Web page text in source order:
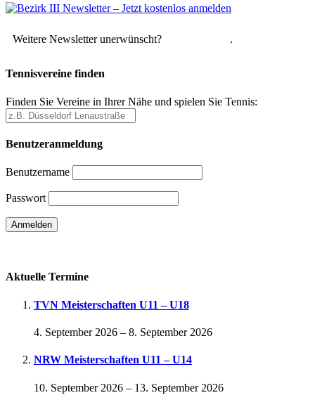
Weitere Newsletter unerwünscht? .
Tennisvereine finden
Finden Sie Vereine in Ihrer Nähe und spielen Sie Tennis:
Benutzeranmeldung
Benutzername
Passwort
Aktuelle Termine
TVN Meisterschaften U11 – U18
4. September 2026 – 8. September 2026
NRW Meisterschaften U11 – U14
10. September 2026 – 13. September 2026